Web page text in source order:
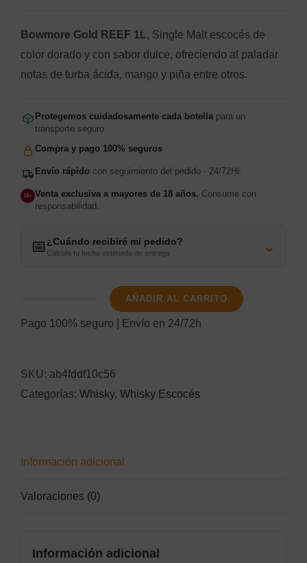
Bowmore Gold REEF 1L, Single Malt escocés de
color dorado y con sabor dulce, ofreciendo al paladar
notas de turba ácida, mango y piña entre otros.
Protegemos cuidadosamente cada botella para un
transporte seguro
Compra y pago 100% seguros
Envío rápido con seguimiento del pedido - 24/72Hr.
18+ Venta exclusiva a mayores de 18 años. Consume con
responsabilidad.
📅 ¿Cuándo recibiré mi pedido?
Calcula tu fecha estimada de entrega ⌄
Gold
1L.
cantidad
AÑADIR AL CARRITO
Pago 100% seguro | Envío en 24/72h
SKU: ab4fddf10c56
Categorías: Whisky, Whisky Escocés
Información adicional
Valoraciones (0)
Información adicional